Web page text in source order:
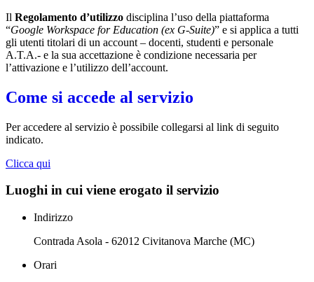
Il Regolamento d’utilizzo disciplina l’uso della piattaforma
“Google Workspace for Education (ex G-Suite)” e si applica a tutti
gli utenti titolari di un account – docenti, studenti e personale
A.T.A.- e la sua accettazione è condizione necessaria per
l’attivazione e l’utilizzo dell’account.
Come si accede al servizio
Per accedere al servizio è possibile collegarsi al link di seguito
indicato.
Clicca qui
Luoghi in cui viene erogato il servizio
Indirizzo
Contrada Asola - 62012 Civitanova Marche (MC)
Orari